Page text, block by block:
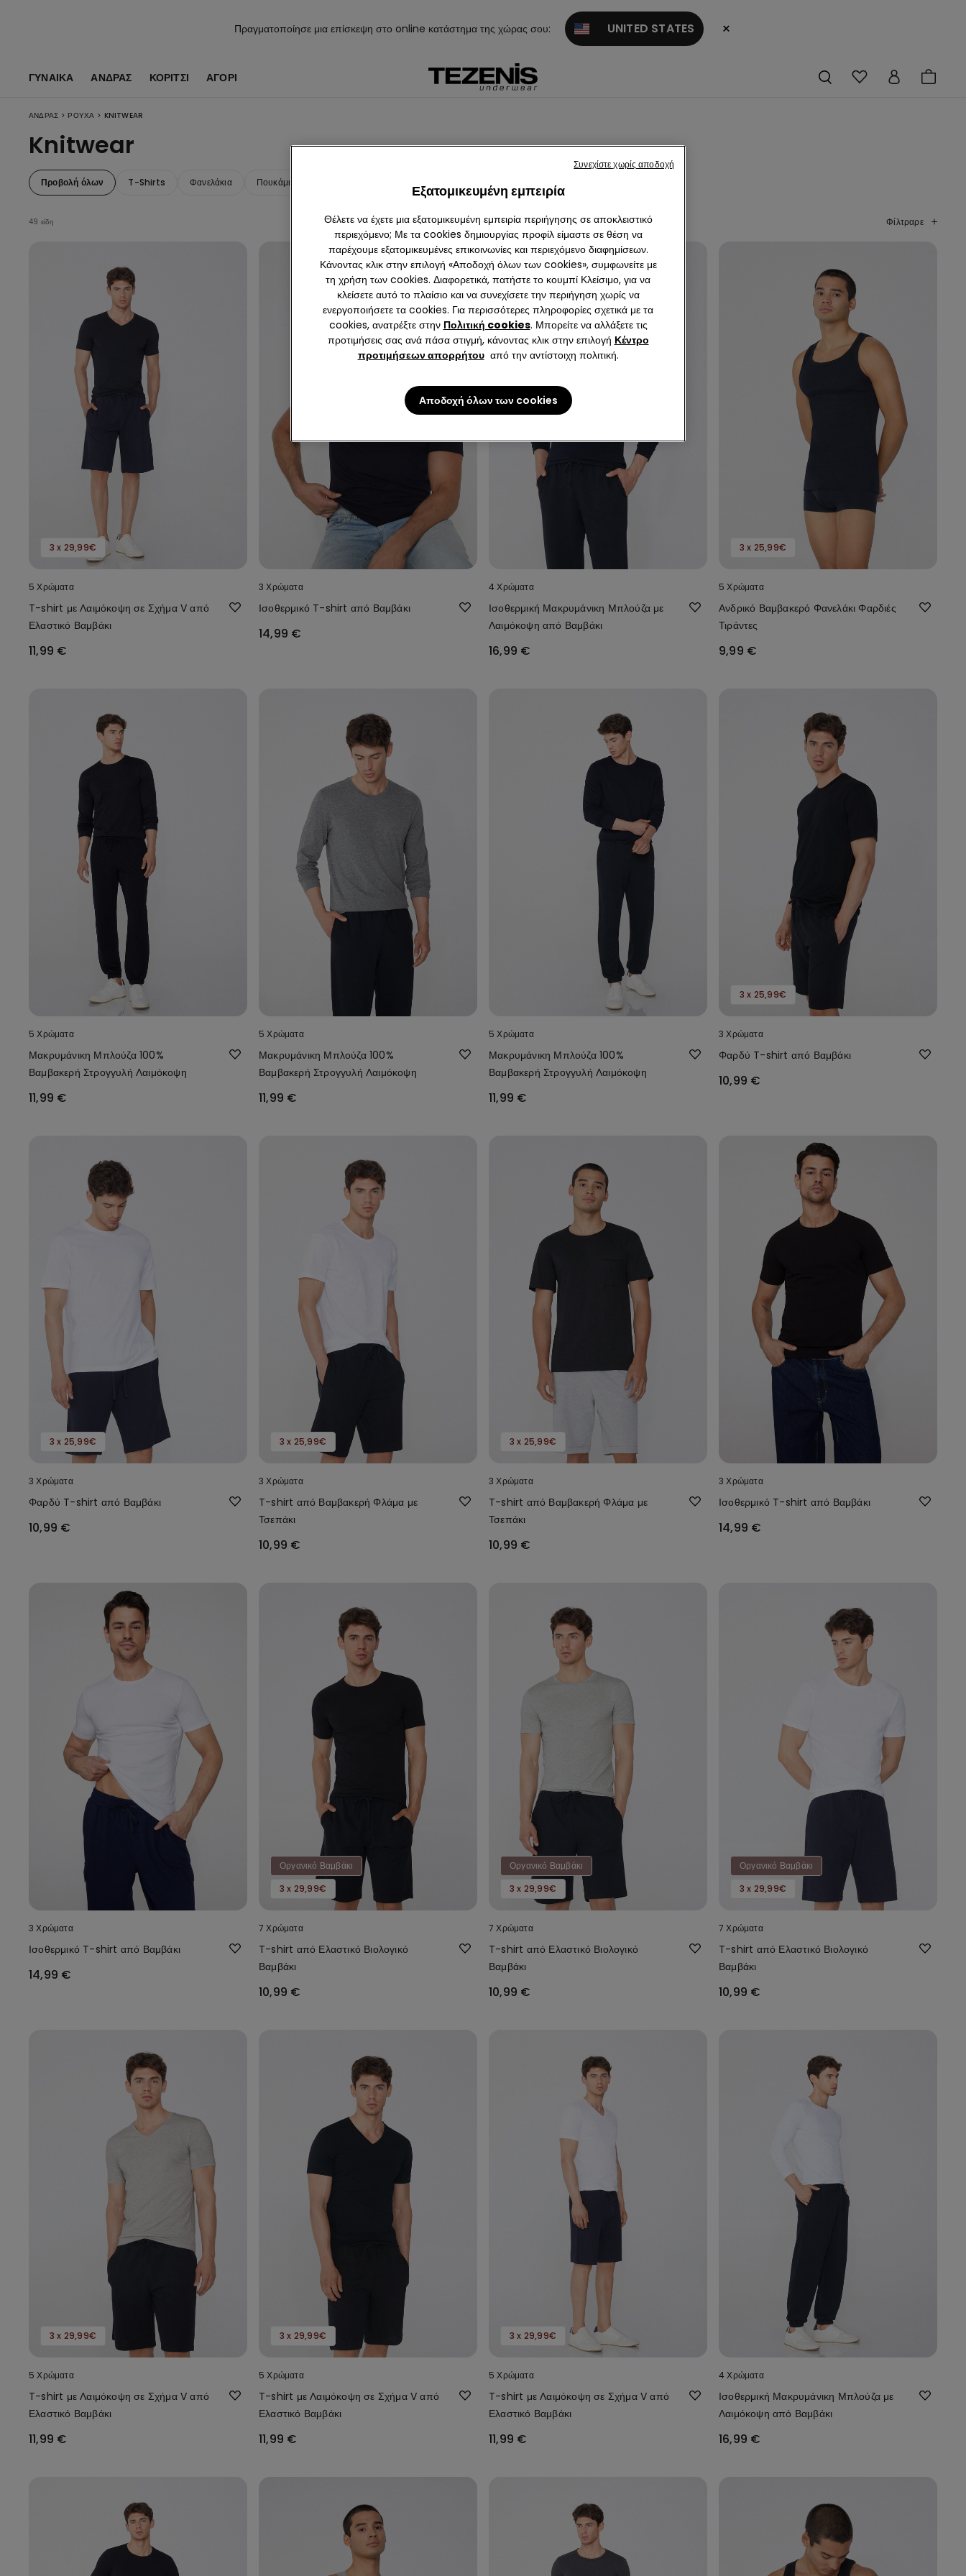
Πραγματοποίησε μια επίσκεψη στο online κατάστημα της χώρας σου: UNITED STATES ×
ΓΥΝΑΙΚΑ ΑΝΔΡΑΣ ΚΟΡΊΤΣΙ ΑΓΌΡΙ
ΑΝΔΡΑΣ > ΡΟΎΧΑ > KNITWEAR
Knitwear
Προβολή όλων T-Shirts Φανελάκια Πουκάμισα
49 είδη Φίλτραρε
3 x 29,99€
5 Χρώματα
T-shirt με Λαιμόκοψη σε Σχήμα V από
Ελαστικό Βαμβάκι
11,99 €
3 Χρώματα
Ισοθερμικό T-shirt από Βαμβάκι
14,99 €
4 Χρώματα
Ισοθερμική Μακρυμάνικη Μπλούζα με
Λαιμόκοψη από Βαμβάκι
16,99 €
3 x 25,99€
5 Χρώματα
Ανδρικό Βαμβακερό Φανελάκι Φαρδιές
Τιράντες
9,99 €
5 Χρώματα
Μακρυμάνικη Μπλούζα 100%
Βαμβακερή Στρογγυλή Λαιμόκοψη
11,99 €
5 Χρώματα
Μακρυμάνικη Μπλούζα 100%
Βαμβακερή Στρογγυλή Λαιμόκοψη
11,99 €
5 Χρώματα
Μακρυμάνικη Μπλούζα 100%
Βαμβακερή Στρογγυλή Λαιμόκοψη
11,99 €
3 x 25,99€
3 Χρώματα
Φαρδύ T-shirt από Βαμβάκι
10,99 €
3 x 25,99€
3 Χρώματα
Φαρδύ T-shirt από Βαμβάκι
10,99 €
3 x 25,99€
3 Χρώματα
T-shirt από Βαμβακερή Φλάμα με
Τσεπάκι
10,99 €
3 x 25,99€
3 Χρώματα
T-shirt από Βαμβακερή Φλάμα με
Τσεπάκι
10,99 €
3 Χρώματα
Ισοθερμικό T-shirt από Βαμβάκι
14,99 €
3 Χρώματα
Ισοθερμικό T-shirt από Βαμβάκι
14,99 €
Οργανικό Βαμβάκι
3 x 29,99€
7 Χρώματα
T-shirt από Ελαστικό Βιολογικό
Βαμβάκι
10,99 €
Οργανικό Βαμβάκι
3 x 29,99€
7 Χρώματα
T-shirt από Ελαστικό Βιολογικό
Βαμβάκι
10,99 €
Οργανικό Βαμβάκι
3 x 29,99€
7 Χρώματα
T-shirt από Ελαστικό Βιολογικό
Βαμβάκι
10,99 €
3 x 29,99€
5 Χρώματα
T-shirt με Λαιμόκοψη σε Σχήμα V από
Ελαστικό Βαμβάκι
11,99 €
3 x 29,99€
5 Χρώματα
T-shirt με Λαιμόκοψη σε Σχήμα V από
Ελαστικό Βαμβάκι
11,99 €
3 x 29,99€
5 Χρώματα
T-shirt με Λαιμόκοψη σε Σχήμα V από
Ελαστικό Βαμβάκι
11,99 €
4 Χρώματα
Ισοθερμική Μακρυμάνικη Μπλούζα με
Λαιμόκοψη από Βαμβάκι
16,99 €
Εξατομικευμένη εμπειρία
Θέλετε να έχετε μια εξατομικευμένη εμπειρία περιήγησης σε αποκλειστικό
περιεχόμενο; Με τα cookies δημιουργίας προφίλ είμαστε σε θέση να
παρέχουμε εξατομικευμένες επικοινωνίες και περιεχόμενο διαφημίσεων.
Κάνοντας κλικ στην επιλογή «Αποδοχή όλων των cookies», συμφωνείτε με
τη χρήση των cookies. Διαφορετικά, πατήστε το κουμπί Κλείσιμο, για να
κλείσετε αυτό το πλαίσιο και να συνεχίσετε την περιήγηση χωρίς να
ενεργοποιήσετε τα cookies. Για περισσότερες πληροφορίες σχετικά με τα
cookies, ανατρέξτε στην Πολιτική cookies. Μπορείτε να αλλάξετε τις
προτιμήσεις σας ανά πάσα στιγμή, κάνοντας κλικ στην επιλογή Κέντρο
προτιμήσεων απορρήτουαπό την αντίστοιχη πολιτική.
Αποδοχή όλων των cookies
Συνεχίστε χωρίς αποδοχή